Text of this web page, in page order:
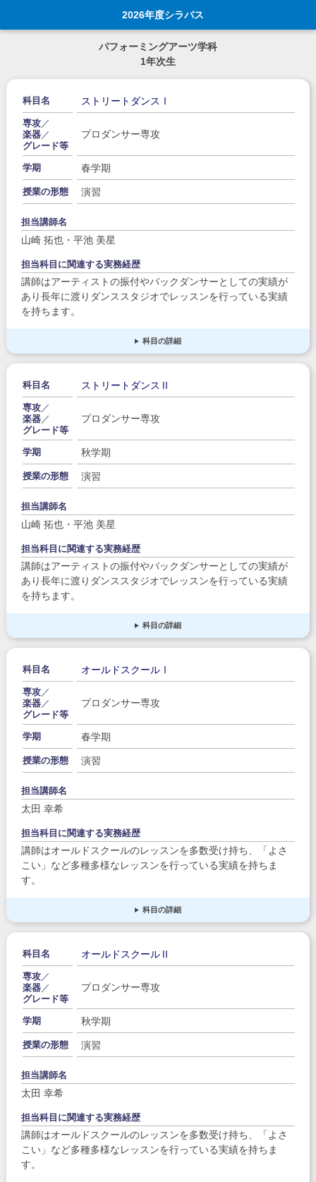
2026年度シラバス
パフォーミングアーツ学科
1年次生
科目名 ストリートダンスⅠ
専攻／
楽器／
グレード等
プロダンサー専攻
学期 春学期
授業の形態 演習
担当講師名
山崎 拓也・平池 美星
担当科目に関連する実務経歴
講師はアーティストの振付やバックダンサーとしての実績が
あり長年に渡りダンススタジオでレッスンを行っている実績
を持ちます。
科目の詳細
科目名 ストリートダンスⅡ
専攻／
楽器／
グレード等
プロダンサー専攻
学期 秋学期
授業の形態 演習
担当講師名
山崎 拓也・平池 美星
担当科目に関連する実務経歴
講師はアーティストの振付やバックダンサーとしての実績が
あり長年に渡りダンススタジオでレッスンを行っている実績
を持ちます。
科目の詳細
科目名 オールドスクールⅠ
専攻／
楽器／
グレード等
プロダンサー専攻
学期 春学期
授業の形態 演習
担当講師名
太田 幸希
担当科目に関連する実務経歴
講師はオールドスクールのレッスンを多数受け持ち、「よさ
こい」など多種多様なレッスンを行っている実績を持ちま
す。
科目の詳細
科目名 オールドスクールⅡ
専攻／
楽器／
グレード等
プロダンサー専攻
学期 秋学期
授業の形態 演習
担当講師名
太田 幸希
担当科目に関連する実務経歴
講師はオールドスクールのレッスンを多数受け持ち、「よさ
こい」など多種多様なレッスンを行っている実績を持ちま
す。